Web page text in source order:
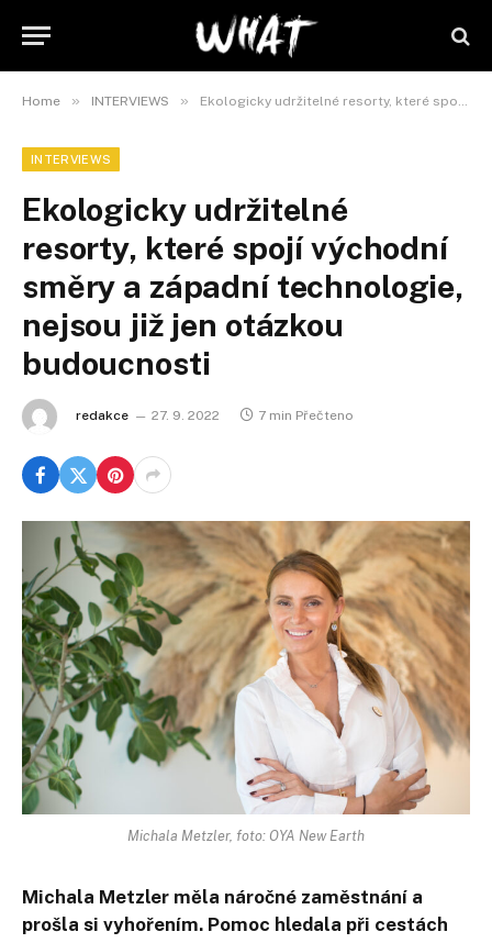
Home » INTERVIEWS » Ekologicky udržitelné resorty, které spojí východní směry a západní technologie, nejsou již jen otázkou budoucnosti
INTERVIEWS
Ekologicky udržitelné
resorty, které spojí východní
směry a západní technologie,
nejsou již jen otázkou
budoucnosti
redakce 27. 9. 2022 7 min Přečteno
Michala Metzler, foto: OYA New Earth
Michala Metzler měla náročné zaměstnání a
prošla si vyhořením. Pomoc hledala při cestách